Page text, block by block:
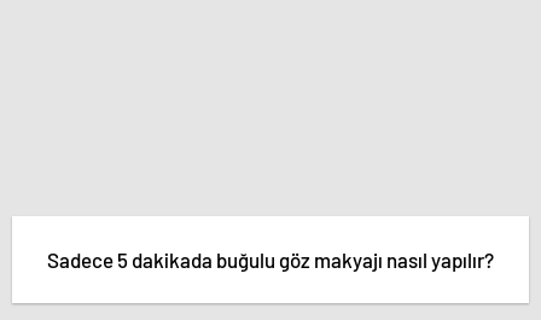
Sadece 5 dakikada buğulu göz makyajı nasıl yapılır?